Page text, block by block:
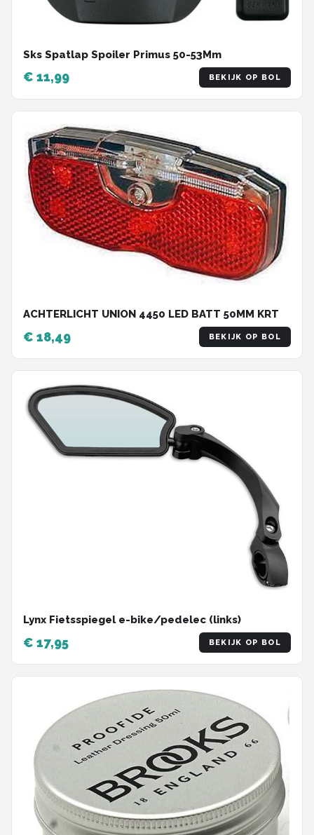
Sks Spatlap Spoiler Primus 50-53Mm
€ 11,99 BEKIJK OP BOL
ACHTERLICHT UNION 4450 LED BATT 50MM KRT
€ 18,49 BEKIJK OP BOL
Lynx Fietsspiegel e-bike/pedelec (links)
€ 17,95 BEKIJK OP BOL